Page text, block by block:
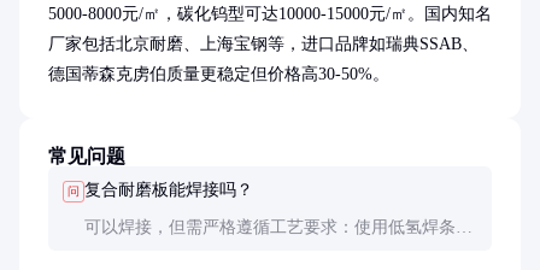
5000-8000元/㎡，碳化钨型可达10000-15000元/㎡。国内知名
厂家包括北京耐磨、上海宝钢等，进口品牌如瑞典SSAB、
德国蒂森克虏伯质量更稳定但价格高30-50%。
常见问题
问 复合耐磨板能焊接吗？
可以焊接，但需严格遵循工艺要求：使用低氢焊条，